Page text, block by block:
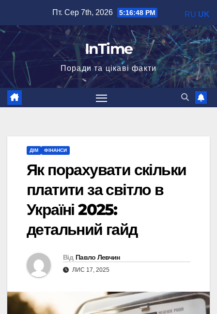
вмісту
Пт. Сер 7th, 2026 5:16:49 PM
InTime
Поради та цікаві факти
ДІМ ФІНАНСИ
Як порахувати скільки
платити за світло в
Україні 2025:
детальний гайд
Від Павло Левчин
ЛИС 17, 2025
RU UK